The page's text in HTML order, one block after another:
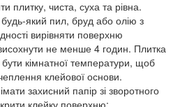
плитку, чиста, суха та рівна.
який пил, бруд або олію з
вирівняти поверхню
не менше 4 годин. Плитка
кімнатної температури, щоб
клейової основи.
захисний папір зі зворотного
клейку поверхню;